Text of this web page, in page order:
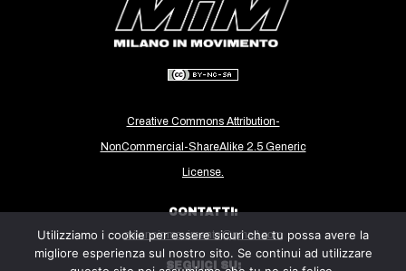
Creative Commons Attribution-
NonCommercial-ShareAlike 2.5 Generic
License.
CONTATTI:
milanoinmovimento@gmail.com
SEGUICI SU:
Utilizziamo i cookie per essere sicuri che tu possa avere la
migliore esperienza sul nostro sito. Se continui ad utilizzare